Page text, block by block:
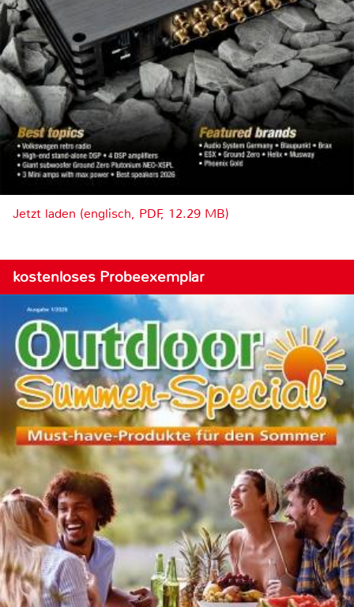
Jetzt laden (englisch, PDF, 12.29 MB)
kostenloses Probeexemplar